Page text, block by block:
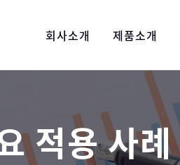
회사소개 제품소개
적용 사례